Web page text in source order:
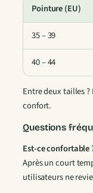
i
i
N
o
i
r
Pointure (EU)
35 – 39
40 – 44
Entre deux tailles
confort.
Questions
Est-ce confortable
Après un court
utilisateurs ne